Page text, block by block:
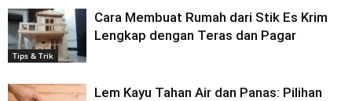
Tips & Trik
Cara Membuat Rumah dari Stik Es Krim
Lengkap dengan Teras dan Pagar
Lem Kayu Tahan Air dan Panas: Pilihan